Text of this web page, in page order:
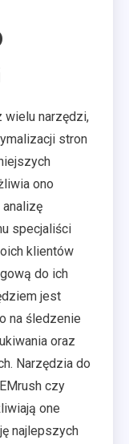
wielu narzędzi,
stron
ono
specjaliści
klientów
do ich
jest
na śledzenie
oraz
Narzędzia do
czy
one
najlepszych